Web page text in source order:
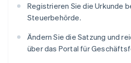
Registrieren Sie die Urkunde
Steuerbehörde.
Ändern Sie die Satzung und
über das Portal für